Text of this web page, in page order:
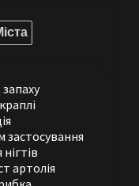
застосування
нігтів
артолія